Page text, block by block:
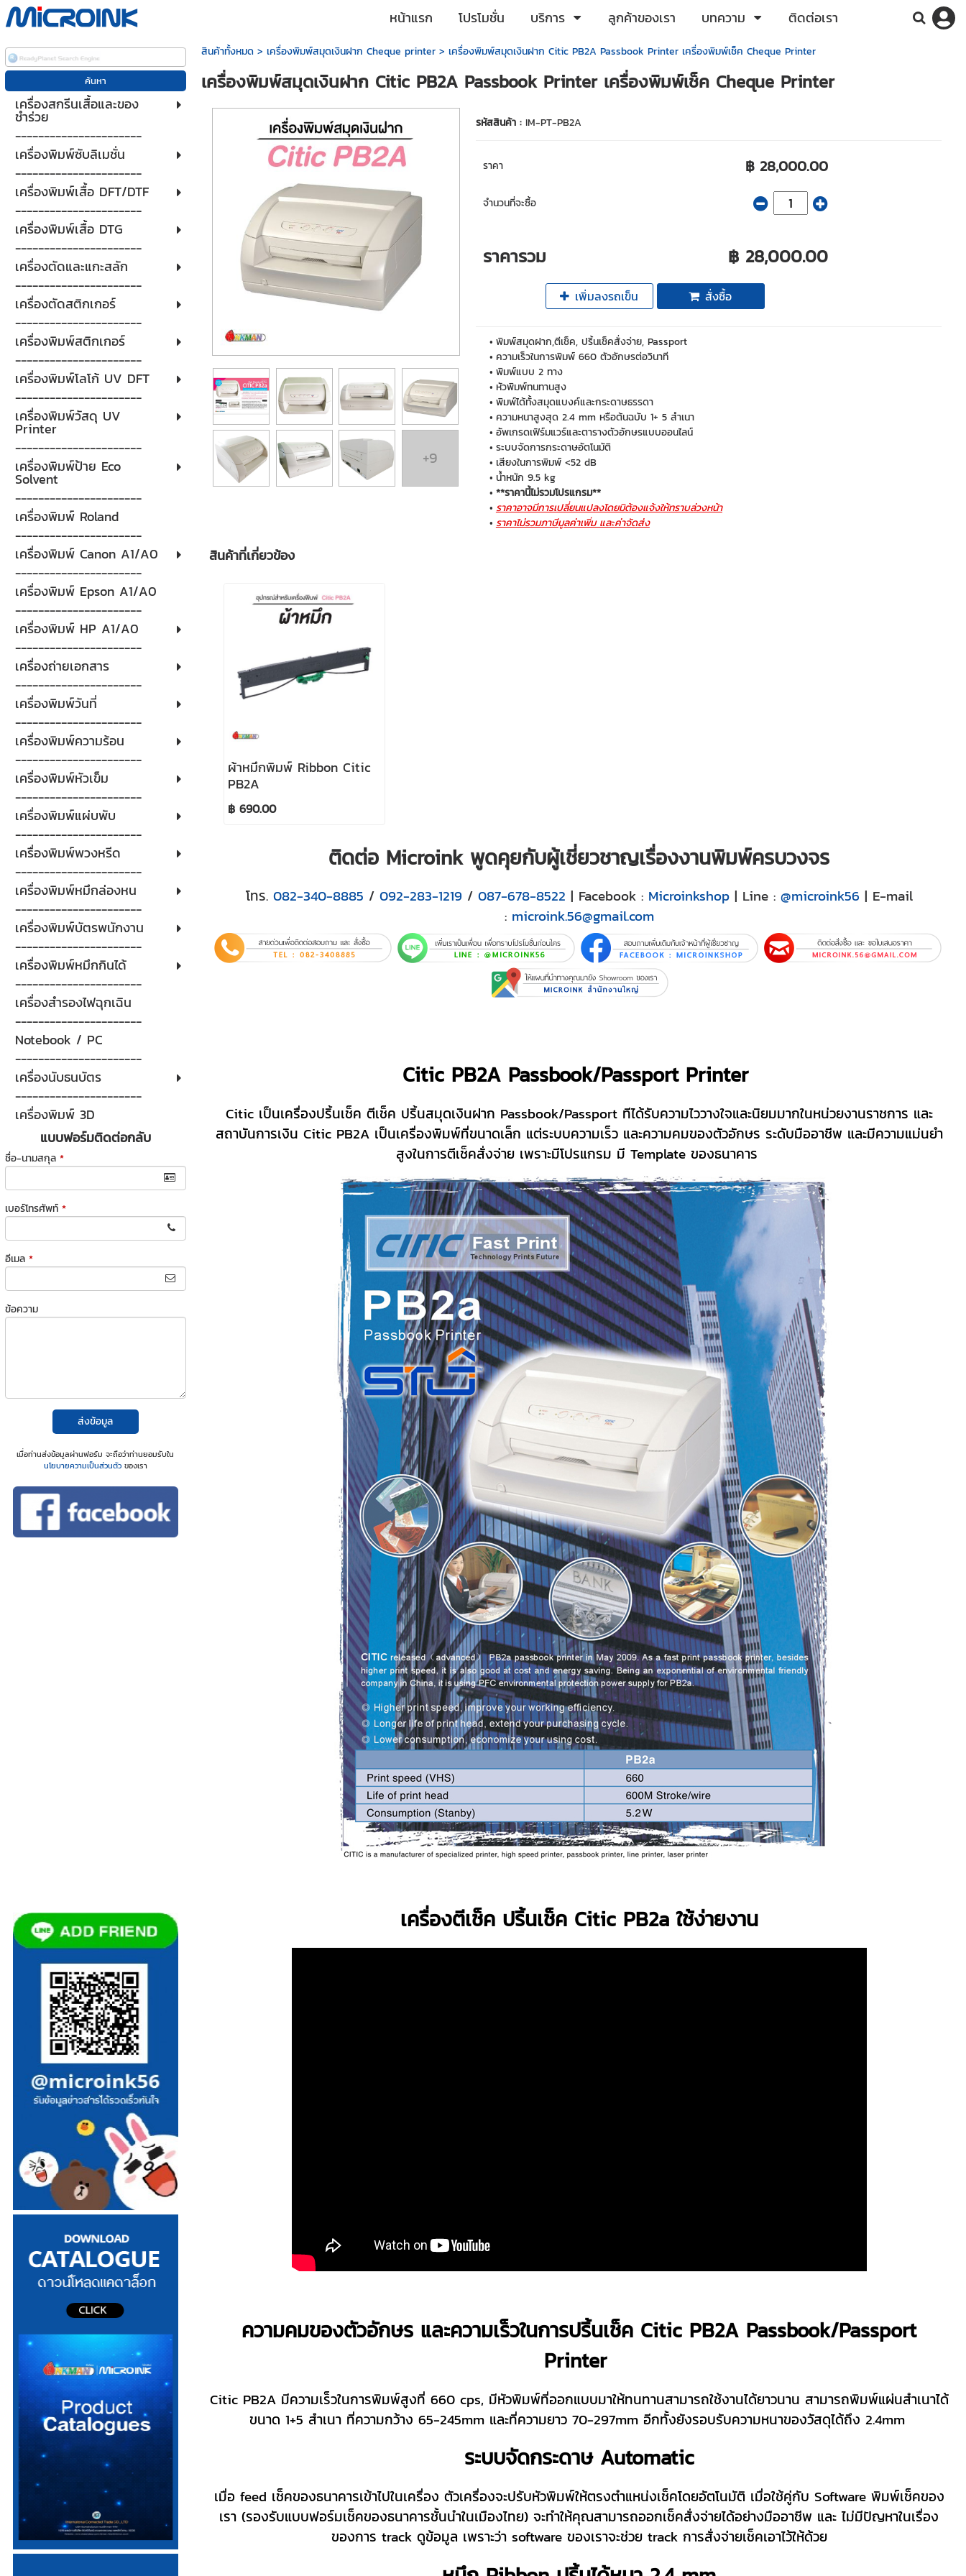
หน้าแรก โปรโมชั่น บริการ ลูกค้าของเรา บทความ ติดต่อเรา
เครื่องสกรีนเสื้อและของ
ชำร่วย
----------------------
เครื่องพิมพ์ซับลิเมชั่น
----------------------
เครื่องพิมพ์เสื้อ DFT/DTF
----------------------
เครื่องพิมพ์เสื้อ DTG
----------------------
เครื่องตัดและแกะสลัก
----------------------
เครื่องตัดสติกเกอร์
----------------------
เครื่องพิมพ์สติกเกอร์
----------------------
เครื่องพิมพ์โลโก้ UV DFT
----------------------
เครื่องพิมพ์วัสดุ UV
Printer
----------------------
เครื่องพิมพ์ป้าย Eco
Solvent
----------------------
เครื่องพิมพ์ Roland
----------------------
เครื่องพิมพ์ Canon A1/A0
----------------------
เครื่องพิมพ์ Epson A1/A0
----------------------
เครื่องพิมพ์ HP A1/A0
----------------------
เครื่องถ่ายเอกสาร
----------------------
เครื่องพิมพ์วันที่
----------------------
เครื่องพิมพ์ความร้อน
----------------------
เครื่องพิมพ์หัวเข็ม
----------------------
เครื่องพิมพ์แผ่บพับ
----------------------
เครื่องพิมพ์พวงหรีด
----------------------
เครื่องพิมพ์หมึกล่องหน
----------------------
เครื่องพิมพ์บัตรพนักงาน
----------------------
เครื่องพิมพ์หมึกกินได้
----------------------
เครื่องสำรองไฟฉุกเฉิน
----------------------
Notebook / PC
----------------------
เครื่องนับธนบัตร
----------------------
เครื่องพิมพ์ 3D
แบบฟอร์มติดต่อกลับ
ชื่อ-นามสกุล *
เบอร์โทรศัพท์ *
อีเมล *
ข้อความ
ส่งข้อมูล
เมื่อท่านส่งข้อมูลผ่านฟอร์ม จะถือว่าท่านยอมรับใน
นโยบายความเป็นส่วนตัวของเรา
สินค้าทั้งหมด> เครื่องพิมพ์สมุดเงินฝาก Cheque printer> เครื่องพิมพ์สมุดเงินฝาก Citic PB2A Passbook Printer เครื่องพิมพ์เช็ค Cheque Printer
เครื่องพิมพ์สมุดเงินฝาก Citic PB2A Passbook Printer เครื่องพิมพ์เช็ค Cheque Printer
+9
รหัสสินค้า : IM-PT-PB2A
ราคา ฿ 28,000.00
จำนวนที่จะซื้อ
ราคารวม ฿ 28,000.00
เพิ่มลงรถเข็น สั่งซื้อ
พิมพ์สมุดฝาก,ตีเช็ค, ปริ้นเช็คสั่งจ่าย, Passport
ความเร็วในการพิมพ์ 660 ตัวอักษรต่อวินาที
พิมพ์แบบ 2 ทาง
หัวพิมพ์ทนทานสูง
พิมพ์ได้ทั้งสมุดแบงค์และกระดาษธรรดา
ความหนาสูงสุด 2.4 mm หรือต้นฉบับ 1+ 5 สำเนา
อัพเกรดเฟิร์มแวร์และตารางตัวอักษรแบบออนไลน์
ระบบจัดการกระดาษอัตโนมัติ
เสียงในการพิมพ์ <52 dB
น้ำหนัก 9.5 kg
**ราคานี้ไม่รวมโปรแกรม**
ราคาอาจมีการเปลี่ยนแปลงโดยมิต้องแจ้งให้ทราบล่วงหน้า
ราคาไม่รวมภาษีมูลค่าเพิ่ม และค่าจัดส่ง
สินค้าที่เกี่ยวข้อง
ผ้าหมึกพิมพ์ Ribbon Citic
PB2A
฿ 690.00
ติดต่อ Microink พูดคุยกับผู้เชี่ยวชาญเรื่องงานพิมพ์ครบวงจร
โทร. 082-340-8885 / 092-283-1219 / 087-678-8522 | Facebook : Microinkshop| Line : @microink56 | E-mail
: microink.56@gmail.com
Citic PB2A Passbook/Passport Printer
Citic เป็นเครื่องปริ้นเช็ค ตีเช็ค ปริ้นสมุดเงินฝาก Passbook/Passport ทีได้รับความไววางใจและนิยมมากในหน่วยงานราชการ และ
สถาบันการเงิน Citic PB2A เป็นเครื่องพิมพ์ที่ขนาดเล็ก แต่ระบบความเร็ว และความคมของตัวอักษร ระดับมืออาชีพ และมีความแม่นยำ
สูงในการตีเช็คสั่งจ่าย เพราะมีโปรแกรม มี Template ของธนาคาร
เครื่องตีเช็ค ปริ้นเช็ค Citic PB2a ใช้ง่ายงาน
ความคมของตัวอักษร และความเร็วในการปริ้นเช็ค Citic PB2A Passbook/Passport
Printer
Citic PB2A มีความเร็วในการพิมพ์สูงที่ 660 cps, มีหัวพิมพ์ที่ออกแบบมาให้ทนทานสามารถใช้งานได้ยาวนาน สามารถพิมพ์แผ่นสำเนาได้
ขนาด 1+5 สำเนา ที่ความกว้าง 65-245mm และที่ความยาว 70-297mm อีกทั้งยังรอบรับความหนาของวัสดุได้ถึง 2.4mm
ระบบจัดกระดาษ Automatic
เมื่อ feed เช็คของธนาคารเข้าไปในเครื่อง ตัวเครื่องจะปรับหัวพิมพ์ให้ตรงตำแหน่งเช็คโดยอัตโนมัติ เมื่อใช้คู่กับ Software พิมพ์เช็คของ
เรา (รองรับแบบฟอร์มเช็คของธนาคารชั้นนำในเมืองไทย) จะทำให้คุณสามารถออกเช็คสั่งจ่ายได้อย่างมืออาชีพ และ ไม่มีปัญหาในเรื่อง
ของการ track ดูข้อมูล เพราะว่า software ของเราจะช่วย track การสั่งจ่ายเช็คเอาไว้ให้ด้วย